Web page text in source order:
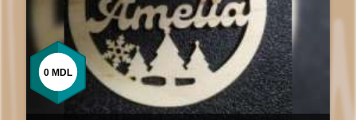
0 MDL